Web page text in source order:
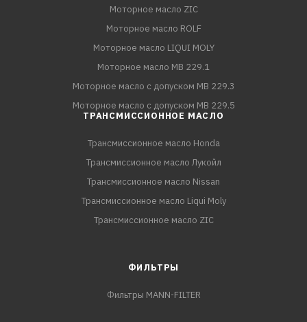
Моторное масло ZIC
Моторное масло ROLF
Моторное масло LIQUI MOLY
Моторное масло MB 229.1
Моторное масло с допуском MB 229.3
Моторное масло с допуском MB 229.5
ТРАНСМИССИОННОЕ МАСЛО
Трансмиссионное масло Honda
Трансмиссионное масло Лукойл
Трансмиссионное масло Nissan
Трансмиссионное масло Liqui Moly
Трансмиссионное масло ZIC
ФИЛЬТРЫ
Фильтры MANN-FILTER